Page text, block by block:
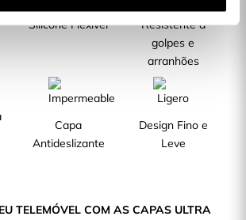
Silicone Flexível
Resistente a
golpes e
arranhões
Capa
Antideslizante
Design Fino e
Leve
TELEMÓVEL COM AS CAPAS ULTRA